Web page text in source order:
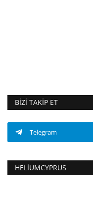
BIZI TAKIP ET
Telegram
HELIUMCYPRUS